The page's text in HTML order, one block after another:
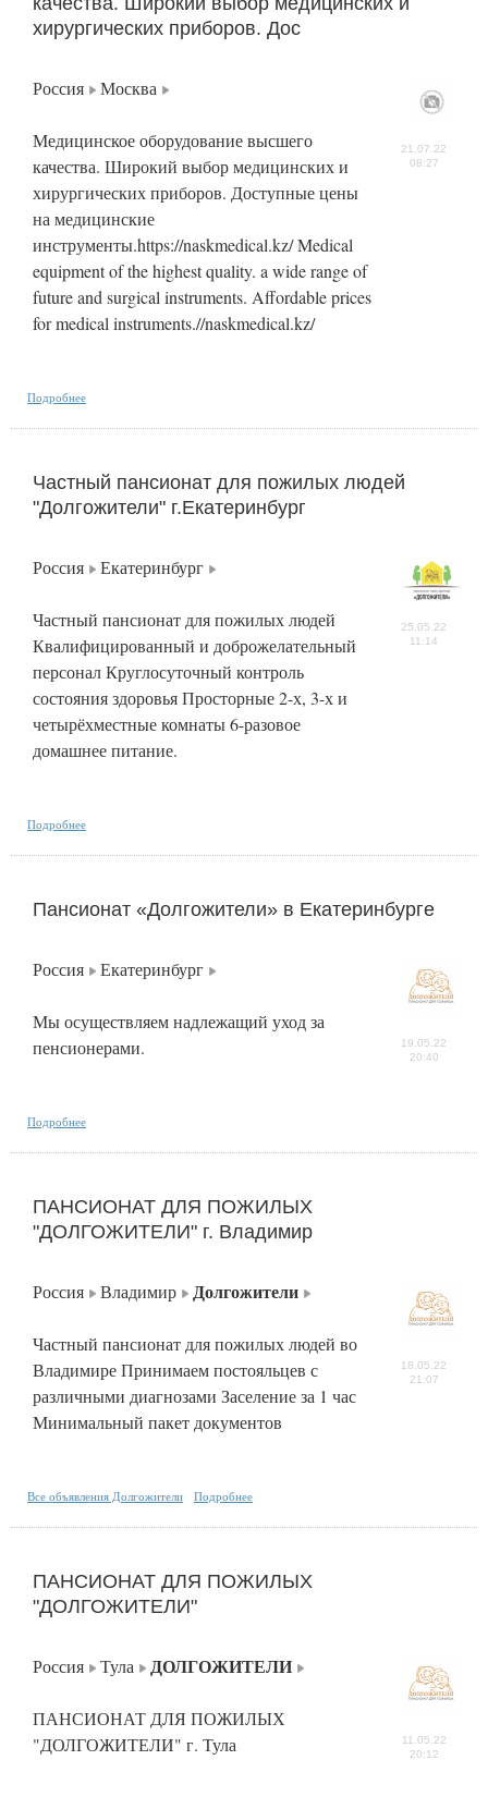
хирургических приборов. Дос
Россия Москва
Медицинское оборудование высшего
качества. Широкий выбор медицинских и
хирургических приборов. Доступные цены
на медицинские
инструменты.https://naskmedical.kz/ Medical
equipment of the highest quality. a wide range of
future and surgical instruments. Affordable prices
for medical instruments.//naskmedical.kz/
21.07.22
08:27
Подробнее
Частный пансионат для пожилых людей
"Долгожители" г.Екатеринбург
Россия Екатеринбург
Частный пансионат для пожилых людей
Квалифицированный и доброжелательный
персонал Круглосуточный контроль
состояния здоровья Просторные 2-х, 3-х и
четырёхместные комнаты 6-разовое
домашнее питание.
25.05.22
11:14
Подробнее
Пансионат «Долгожители» в Екатеринбурге
Россия Екатеринбург
Мы осуществляем надлежащий уход за
пенсионерами.
19.05.22
20:40
Подробнее
ПАНСИОНАТ ДЛЯ ПОЖИЛЫХ
"ДОЛГОЖИТЕЛИ" г. Владимир
Россия Владимир Долгожители
Частный пансионат для пожилых людей во
Владимире Принимаем постояльцев с
различными диагнозами Заселение за 1 час
Минимальный пакет документов
18.05.22
21:07
Все объявления Долгожители Подробнее
ПАНСИОНАТ ДЛЯ ПОЖИЛЫХ
"ДОЛГОЖИТЕЛИ"
Россия Тула ДОЛГОЖИТЕЛИ
ПАНСИОНАТ ДЛЯ ПОЖИЛЫХ
"ДОЛГОЖИТЕЛИ" г. Тула
11.05.22
20:12